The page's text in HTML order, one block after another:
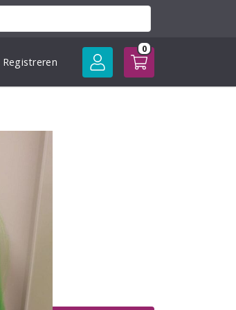
Registreren
0